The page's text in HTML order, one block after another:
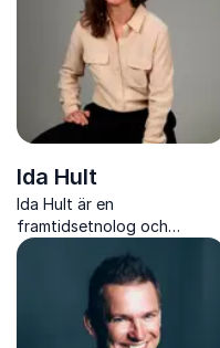
arbetsplats.
Ida Hult
Ida Hult är en
framtidsetnolog och
strateg som förklarar
mänskligt beteende och hur
det påverkar
affärsstrategier och
produktutveckling.